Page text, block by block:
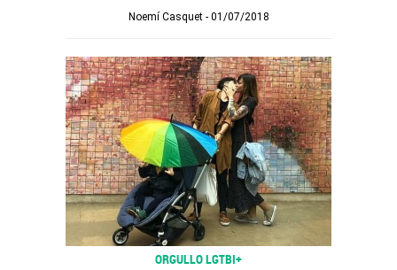
Noemí Casquet 01/07/2018
ORGULLO LGTBI+